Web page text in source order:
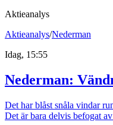
Aktieanalys
Aktieanalys/Nederman
Idag, 15:55
Nederman:
Det har blåst snåla vindar
Det är bara delvis befogat